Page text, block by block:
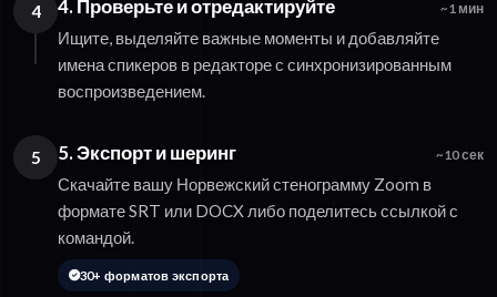
4 4. Проверьте и отредактируйте ~1 мин
Ищите, выделяйте важные моменты и добавляйте
имена спикеров в редакторе с синхронизированным
воспроизведением.
5 5. Экспорт и шеринг ~10 сек
Скачайте вашу Норвежский стенограмму Zoom в
формате SRT или DOCX либо поделитесь ссылкой с
командой.
30+ форматов экспорта